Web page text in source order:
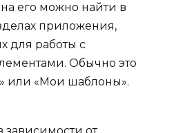
его можно найти в
приложения,
для работы с
Обычно это
или «Мои шаблоны».
зависимости от